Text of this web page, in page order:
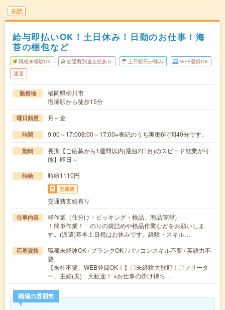
未読
給与即払いOK！土日休み！日勤のお仕事！海
苔の梱包など
職種未経験OK 交通費別途支給あり 土日祝日が休み WEB登録OK
派遣
勤務地
福岡県柳川市
塩塚駅から徒歩15分
曜日頻度 月～金
時間 9:00～17:008:00～17:00※表記のうち実働6時間40分です。
期間
長期【ご応募から1週間以内(最短2日目)のスピード就業が可
能】即日～
時給 時給1110円
交通費
交通費支給有り
仕事内容
軽作業（仕分け・ピッキング・検品、商品管理）
！簡単作業！ のりの袋詰めや検品作業などをお願いしま
す。(派遣)基本土日祝はお休みです。経験・スキル…
応募資格
職種未経験OK / ブランクOK / パソコンスキル不要 / 英語力不
要
【来社不要、WEB登録OK！】〇未経験大歓迎！〇フリータ
ー、主婦(夫) 大歓迎！ ※お仕事の掛け持ち…
職場の雰囲気